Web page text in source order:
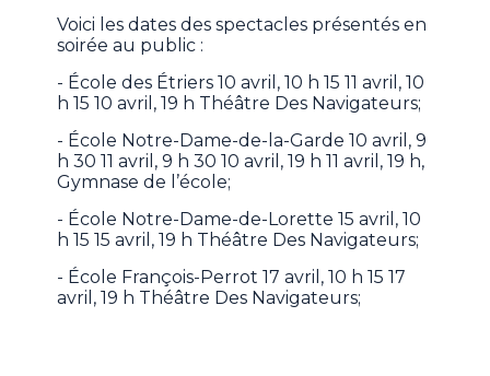
Voici les dates des spectacles présentés en
soirée au public :
- École des Étriers 10 avril, 10 h 15 11 avril, 10
h 15 10 avril, 19 h Théâtre Des Navigateurs;
- École Notre-Dame-de-la-Garde 10 avril, 9
h 30 11 avril, 9 h 30 10 avril, 19 h 11 avril, 19 h,
Gymnase de l’école;
- École Notre-Dame-de-Lorette 15 avril, 10
h 15 15 avril, 19 h Théâtre Des Navigateurs;
- École François-Perrot 17 avril, 10 h 15 17
avril, 19 h Théâtre Des Navigateurs;